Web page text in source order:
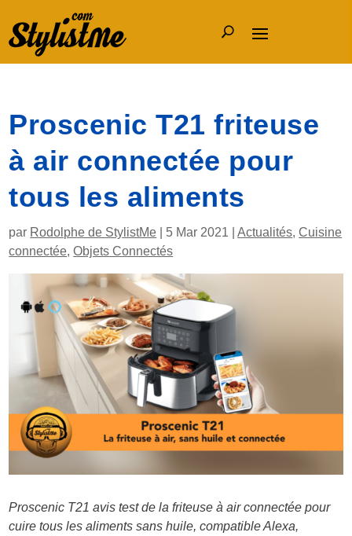
Proscenic T21 friteuse
à air connectée pour
tous les aliments
par Rodolphe de StylistMe 5 Mar 2021 |Actualités,Cuisine
connectée,Objets Connectés
Proscenic T21 avis test de la friteuse à air connectée pour
cuire tous les aliments sans huile, compatible Alexa,